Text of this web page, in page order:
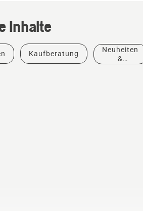
Inhalte
Kaufberatung
Neuheiten
&